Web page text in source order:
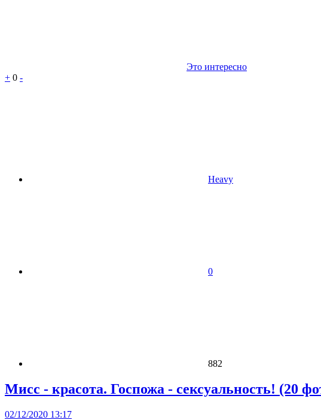
Это интересно
+ 0 -
Heavy
0
882
Мисс - красота. Госпожа - сексуальность! (20
02/12/2020 13:17